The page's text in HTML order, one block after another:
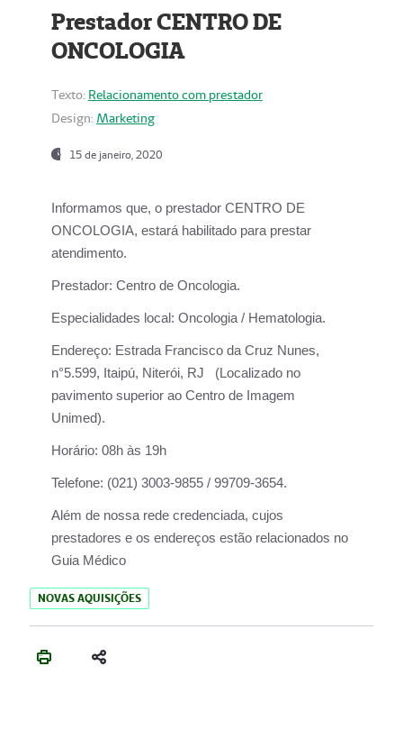
Prestador CENTRO DE
ONCOLOGIA
Texto: Relacionamento com prestador
Design: Marketing
15 de janeiro, 2020
Informamos que, o prestador CENTRO DE
ONCOLOGIA, estará habilitado para prestar
atendimento.
Prestador: Centro de Oncologia.
Especialidades local: Oncologia / Hematologia.
Endereço: Estrada Francisco da Cruz Nunes,
n°5.599, Itaipú, Niterói, RJ (Localizado no
pavimento superior ao Centro de Imagem
Unimed).
Horário: 08h às 19h
Telefone: (021) 3003-9855 / 99709-3654.
Além de nossa rede credenciada, cujos
prestadores e os endereços estão relacionados no
Guia Médico
NOVAS AQUISIÇÕES